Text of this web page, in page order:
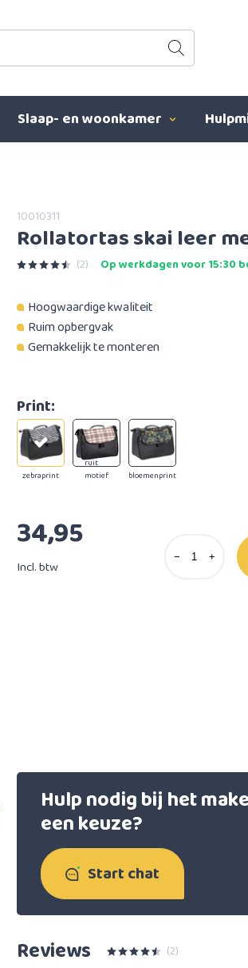
Slaap- en woonkamer
10010311
Rollatortas skai leer
(2) Op werkdagen voor 15:30
Hoogwaardige kwaliteit
Ruim opbergvak
Gemakkelijk te monteren
ruit
motief
Print:
zebraprint bloemenprint
34,95
Incl. btw
− +
Hulp nodig bij het
een keuze?
Start chat
Reviews (2)